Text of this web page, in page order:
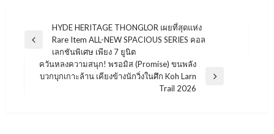
แนะแนว
เรื่อง
Previous
HYDE HERITAGE THONGLOR เผยที่สุดแห่ง
Rare Item ALL-NEW SPACIOUS SERIES คอล
เลกชันพิเศษ เพียง 7 ยูนิต
Next
ควันหลงความสนุก! พรอมิส (Promise) ขนพลัง
บวกบุกเกาะล้าน เคียงข้างนักวิ่งในศึก Koh Larn
Trail 2026